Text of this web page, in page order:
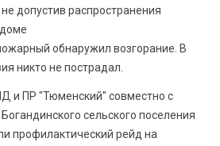
допустив распространения
обнаружил возгорание. В
никто не пострадал.
и ПР "Тюменский" совместно с
сельского поселения
профилактический рейд на